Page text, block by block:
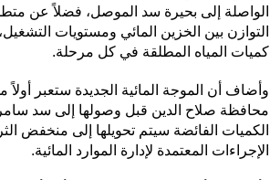
الواصلة إلى بحيرة سد الموصل، فضلاً عن
التوازن بين الخزين المائي ومستويات
كميات المياه المطلقة في كل مرحلة.
وأضاف أن الموجة المائية الجديدة ستعبر أولاً
محافظة صلاح الدين قبل وصولها إلى سد
الكميات الفائضة سيتم تحويلها إلى منخفض
الإجراءات المعتمدة لإدارة الموارد المائية.